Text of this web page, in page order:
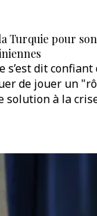
Turquie pour
s’est dit
de jouer un
solution à la